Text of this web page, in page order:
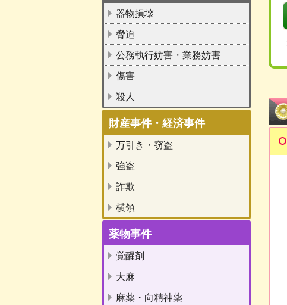
器物損壊
脅迫
公務執行妨害・業務妨害
傷害
殺人
財産事件・経済事件
万引き・窃盗
強盗
詐欺
横領
薬物事件
覚醒剤
大麻
麻薬・向精神薬